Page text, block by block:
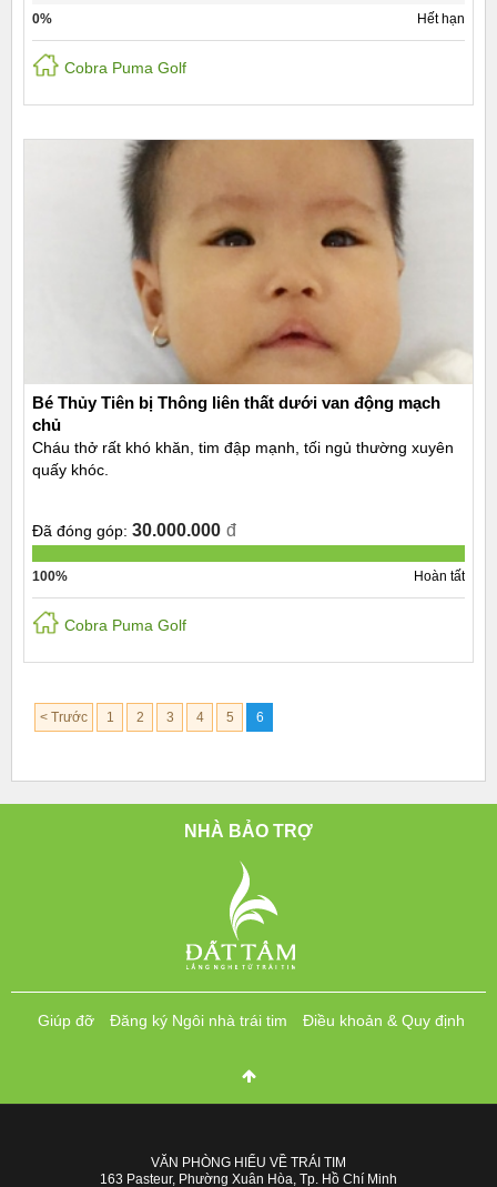
0% Hết hạn
Cobra Puma Golf
Bé Thủy Tiên bị Thông liên thất dưới van động mạch
chủ
Cháu thở rất khó khăn, tim đập mạnh, tối ngủ thường xuyên
quấy khóc.
Đã đóng góp: 30.000.000 đ
100% Hoàn tất
Cobra Puma Golf
< Trước 1 2 3 4 5 6
NHÀ BẢO TRỢ
Giúp đỡ Đăng ký Ngôi nhà trái tim Điều khoản & Quy định
VĂN PHÒNG HIỂU VỀ TRÁI TIM
163 Pasteur, Phường Xuân Hòa, Tp. Hồ Chí Minh